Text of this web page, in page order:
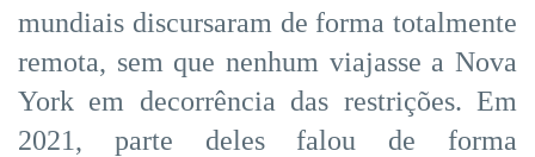
mundiais discursaram de forma totalmente
remota, sem que nenhum viajasse a Nova
York em decorrência das restrições. Em
2021, parte deles falou de forma